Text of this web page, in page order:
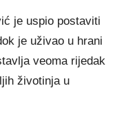
je uspio postaviti
je uživao u hrani
veoma rijedak
životinja u